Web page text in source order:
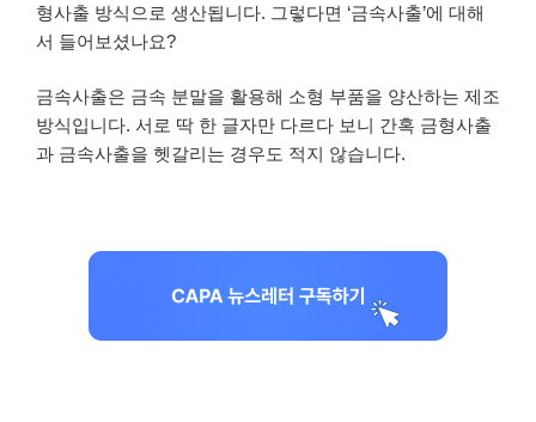
형사출 방식으로 생산됩니다. 그렇다면 ‘금속사출’에 대해
서 들어보셨나요?
금속사출은 금속 분말을 활용해 소형 부품을 양산하는 제조
방식입니다. 서로 딱 한 글자만 다르다 보니 간혹 금형사출
과 금속사출을 헷갈리는 경우도 적지 않습니다.